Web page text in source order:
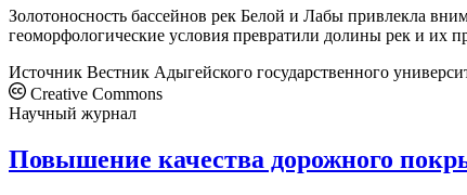
Золотоносность бассейнов рек Белой и Лабы привлекла
геоморфологические условия превратили долины рек и их
Источник Вестник Адыгейского государственного
Creative Commons
Научный журнал
Повышение качества дорожного